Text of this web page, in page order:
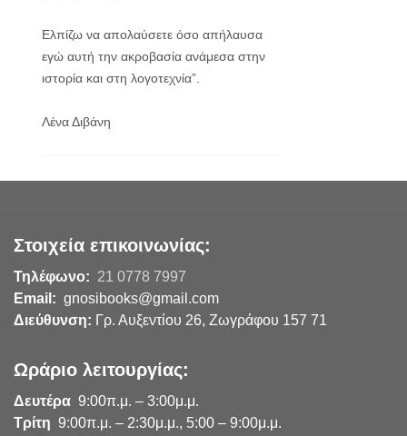
Ελπίζω να απολαύσετε όσο απήλαυσα
εγώ αυτή την ακροβασία ανάμεσα στην
ιστορία και στη λογοτεχνία”.
Λένα Διβάνη
Στοιχεία επικοινωνίας:
Τηλέφωνο: 21 0778 7997
Email: gnosibooks@gmail.com
Διεύθυνση: Γρ. Αυξεντίου 26, Ζωγράφου 157 71
Ωράριο λειτουργίας:
Δευτέρα 9:00π.μ. – 3:00μ.μ.
Τρίτη 9:00π.μ. – 2:30μ.μ., 5:00 – 9:00μ.μ.